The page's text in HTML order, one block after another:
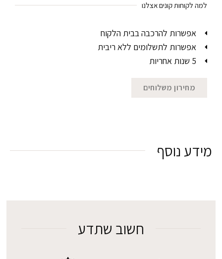
למה לקוחות קונים אצלנו
אפשרות להרכבה בבית הלקוח
אפשרות לתשלומים ללא ריבית
5 שנות אחריות
מחירון משלוחים
מידע נוסף
חשוב שתדע